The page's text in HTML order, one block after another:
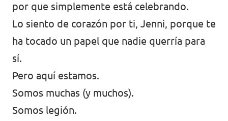
por que simplemente está celebrando.
Lo siento de corazón por ti, Jenni, porque te
ha tocado un papel que nadie querría para
sí.
Pero aquí estamos.
Somos muchas (y muchos).
Somos legión.